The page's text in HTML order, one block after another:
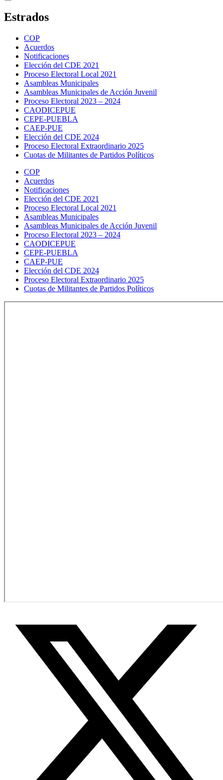
Estrados
COP
Acuerdos
Notificaciones
Elección del CDE 2021
Proceso Electoral Local 2021
Asambleas Municipales
Asambleas Municipales de Acción Juvenil
Proceso Electoral 2023 – 2024
CAODICEPUE
CEPE-PUEBLA
CAEP-PUE
Elección del CDE 2024
Proceso Electoral Extraordinario 2025
Cuotas de Militantes de Partidos Políticos
COP
Acuerdos
Notificaciones
Elección del CDE 2021
Proceso Electoral Local 2021
Asambleas Municipales
Asambleas Municipales de Acción Juvenil
Proceso Electoral 2023 – 2024
CAODICEPUE
CEPE-PUEBLA
CAEP-PUE
Elección del CDE 2024
Proceso Electoral Extraordinario 2025
Cuotas de Militantes de Partidos Políticos